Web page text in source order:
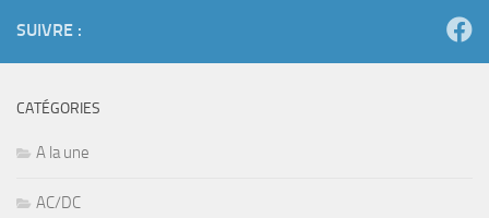
SUIVRE :
CATÉGORIES
A la une
AC/DC